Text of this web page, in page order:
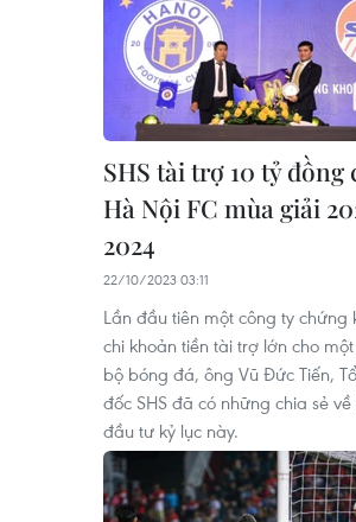
SHS tài trợ 10 tỷ đồng
Hà Nội FC mùa giải
2024
22/10/2023 03:11
Lần đầu tiên một công ty chứng
chi khoản tiền tài trợ lớn cho
bộ bóng đá, ông Vũ Đức Tiến,
đốc SHS đã có những chia sẻ về
đầu tư kỷ lục này.